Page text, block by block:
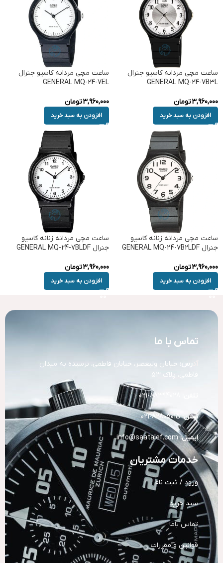
ساعت مچی مردانه کاسیو جنرال
GENERAL MQ-24-7B3L
3,960,000تومان
افزودن به سبد خرید
ساعت مچی مردانه کاسیو جنرال
GENERAL MQ-24-7EL
3,960,000تومان
افزودن به سبد خرید
ساعت مچی مردانه زنانه کاسیو
جنرال GENERAL MQ-24-7B2LDF
3,960,000تومان
افزودن به سبد خرید
ساعت مچی مردانه زنانه کاسیو
جنرال GENERAL MQ-24-7BLDF
3,960,000تومان
افزودن به سبد خرید
تماس با ما
رس: خیابان ولیعصر، خیابان فاطمی، نرسیده به میدان
فاطمی، پلاک 53
تلفن:82805015-021
ایمیل: info@saatalef.com
خدمات مشتریان
ورود / ثبت نام
سبد خرید
تماس باما
قوانین و مقررات